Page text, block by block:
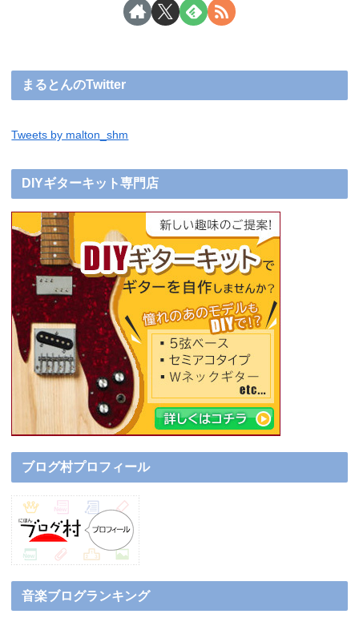
まるとんのTwitter
Tweets by malton_shm
DIYギターキット専門店
ブログ村プロフィール
音楽ブログランキング